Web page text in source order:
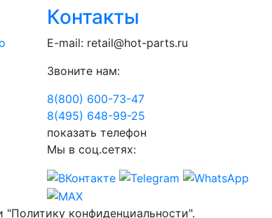
Контакты
E-mail: retail@hot-parts.ru
Звоните нам:
8(800) 600-73-47
8(495) 648-99-25
показать телефон
Мы в соц.сетях:
конфиденциальности".